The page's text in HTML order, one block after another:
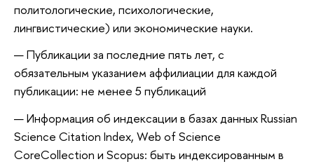
политологические, психологические,
лингвистические) или экономические науки.
Публикации за последние пять лет, с
обязательным указанием аффилиации для каждой
публикации: не менее 5 публикаций
Информация об индексации в базах данных Russian
Science Citation Index, Web of Science
CoreCollection и Scopus: быть индексированным в